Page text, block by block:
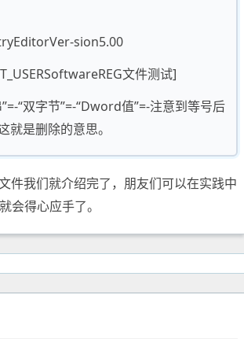
sion5.00
文件测试]
“双字节”=-“Dword值”=-注意到等号后
就是删除的意思。
件我们就介绍完了，朋友们可以在实践中
会得心应手了。